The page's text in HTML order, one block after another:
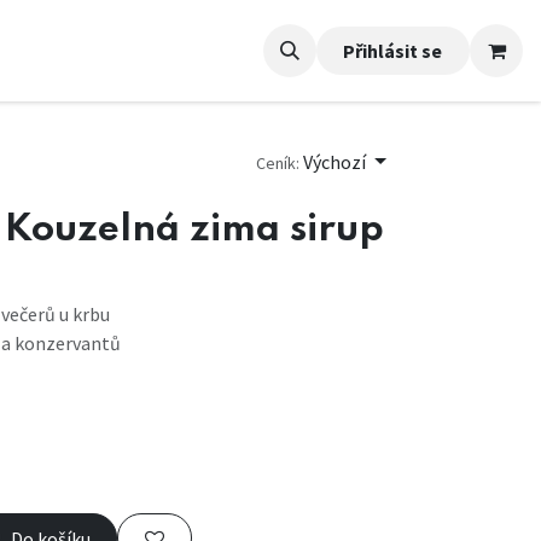
Přihlásit se
Ceník: Výchozí
zima sirup
u krbu
konzervantů